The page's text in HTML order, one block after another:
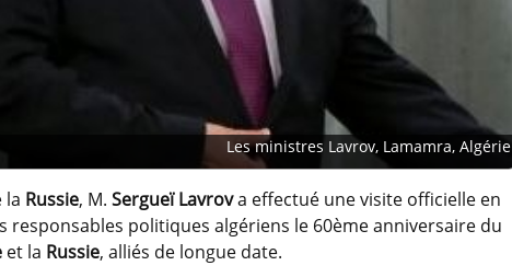
Les ministres Lavrov, Lamamra, Algérie
la Russie, M. Sergueï Lavrova effectué une visite officielle en
responsables politiques algériens le 60ème anniversaire du
et la Russie, alliés de longue date.